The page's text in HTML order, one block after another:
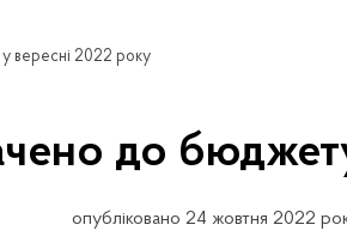
вересні 2022 року
до
опубліковано 24 жовтня 2022